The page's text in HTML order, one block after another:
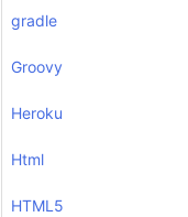
gradle
Groovy
Heroku
Html
HTML5